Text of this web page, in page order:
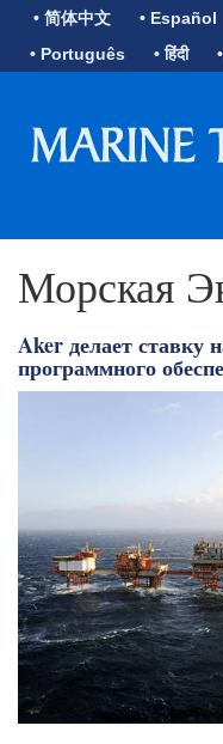
• 简体中文 • Español
• Português
• हिंदी
Морская
Aker делает ставку
программного